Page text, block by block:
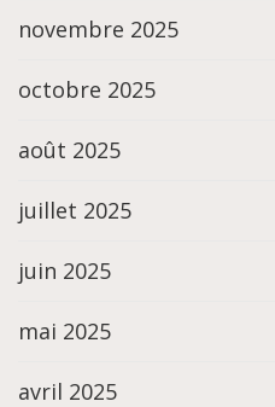
novembre 2025
octobre 2025
août 2025
juillet 2025
juin 2025
mai 2025
avril 2025